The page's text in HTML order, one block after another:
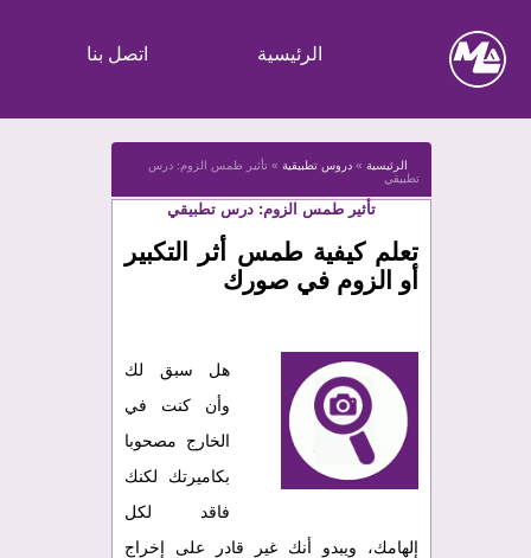
الرئيسية اتصل بنا
الرئيسية » دروس تطبيقية » تأثير طمس الزوم: درس
تطبيقي
تأثير طمس الزوم: درس تطبيقي
تعلم كيفية طمس أثر التكبير
أو الزوم في صورك
هل سبق لك
وأن كنت في
الخارج مصحوبا
بكاميرتك لكنك
فاقد لكل
إلهامك، ويبدو أنك غير قادر على إخراج